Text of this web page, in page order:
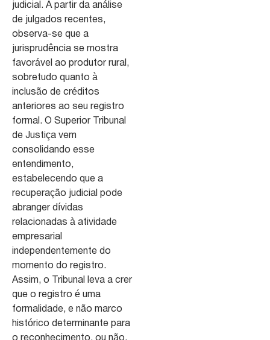
judicial. A partir da análise
de julgados recentes,
observa-se que a
jurisprudência se mostra
favorável ao produtor rural,
sobretudo quanto à
inclusão de créditos
anteriores ao seu registro
formal. O Superior Tribunal
de Justiça vem
consolidando esse
entendimento,
estabelecendo que a
recuperação judicial pode
abranger dívidas
relacionadas à atividade
empresarial
independentemente do
momento do registro.
Assim, o Tribunal leva a crer
que o registro é uma
formalidade, e não marco
histórico determinante para
o reconhecimento, ou não,